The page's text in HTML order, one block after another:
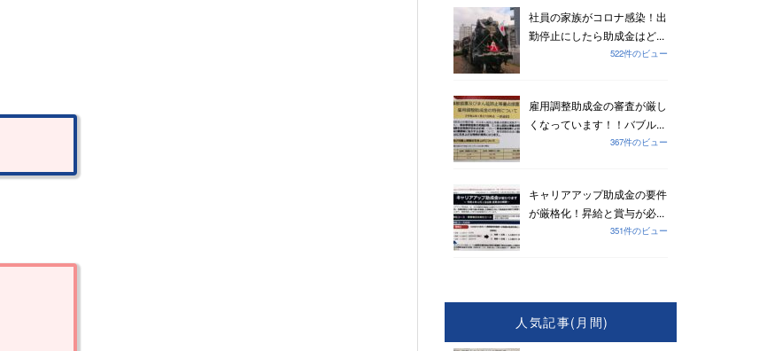
社員の家族がコロナ感染！出
勤停止にしたら助成金はど...
522件のビュー
雇用調整助成金の審査が厳し
くなっています！！バブル...
367件のビュー
キャリアアップ助成金の要件
が厳格化！昇給と賞与が必...
351件のビュー
人気記事(月間)